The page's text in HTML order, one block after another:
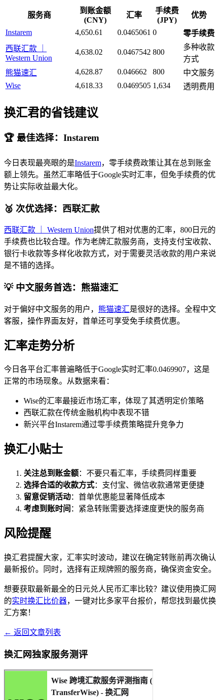
服务商
到账金额
(CNY)
汇率
手续费
(JPY)
优势
Instarem 4,650.61 0.0465061 0
零手续费
西联汇款 ｜
Western Union
4,638.02 0.0467542 800
多种收款
方式
熊猫速汇
4,628.87 0.046662 800
中文服务
Wise
4,618.33 0.0469505 1,634 透明费用
换汇君的省钱建议
🏆 最佳选择：Instarem
今日表现最亮眼的是Instarem，零手续费政策让其在总到账金
额上领先。虽然汇率略低于Google实时汇率，但免手续费的优
势让实际收益最大化。
🥈 次优选择：西联汇款
西联汇款 ｜ Western Union提供了相对优惠的汇率，800日元的
手续费也比较合理。作为老牌汇款服务商，支持支付宝收款、
银行卡收款等多样化收款方式，对于需要灵活收款的用户来说
是不错的选择。
💡 中文服务首选：熊猫速汇
对于偏好中文服务的用户， 熊猫速汇是很好的选择。全程中文
客服，操作界面友好，首单还可享受免手续费优惠。
汇率走势分析
今日各平台汇率普遍略低于Google实时汇率0.0469907，这是
正常的市场现象。从数据来看：
Wise的汇率最接近市场汇率，体现了其透明定价策略
西联汇款在传统金融机构中表现不错
新兴平台Instarem通过零手续费策略提升竞争力
换汇小贴士
关注总到账金额：不要只看汇率，手续费同样重要
选择合适的收款方式：支付宝、微信收款通常更便捷
留意促销活动：首单优惠能显著降低成本
考虑到账时间 ：紧急转账需要选择速度更快的服务商
风险提醒
换汇君提醒大家，汇率实时波动，建议在确定转账前再次确认
最新报价。同时，选择有正规牌照的服务商，确保资金安全。
想要获取最新最全的日元兑人民币汇率比较？建议使用换汇网
的实时换汇比价器，一键对比多家平台报价，帮您找到最优换
汇方案！
← 返回文章列表
换汇网独家服务测评